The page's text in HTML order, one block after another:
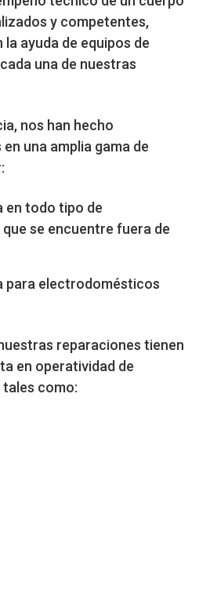
y competentes,
ayuda de equipos de
una de nuestras
nos han hecho
una amplia gama de
en todo tipo de
se encuentre fuera de
para electrodomésticos
reparaciones tienen
en operatividad de
tales como: